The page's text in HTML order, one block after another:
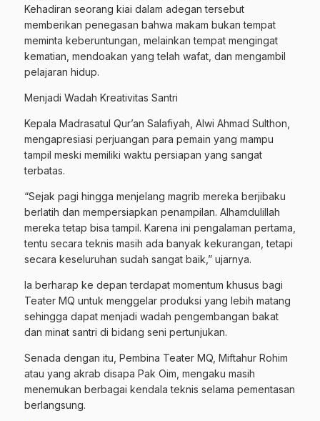
Kehadiran seorang kiai dalam adegan tersebut
memberikan penegasan bahwa makam bukan tempat
meminta keberuntungan, melainkan tempat mengingat
kematian, mendoakan yang telah wafat, dan mengambil
pelajaran hidup.
Menjadi Wadah Kreativitas Santri
Kepala Madrasatul Qur’an Salafiyah, Alwi Ahmad Sulthon,
mengapresiasi perjuangan para pemain yang mampu
tampil meski memiliki waktu persiapan yang sangat
terbatas.
“Sejak pagi hingga menjelang magrib mereka berjibaku
berlatih dan mempersiapkan penampilan. Alhamdulillah
mereka tetap bisa tampil. Karena ini pengalaman pertama,
tentu secara teknis masih ada banyak kekurangan, tetapi
secara keseluruhan sudah sangat baik,” ujarnya.
Ia berharap ke depan terdapat momentum khusus bagi
Teater MQ untuk menggelar produksi yang lebih matang
sehingga dapat menjadi wadah pengembangan bakat
dan minat santri di bidang seni pertunjukan.
Senada dengan itu, Pembina Teater MQ, Miftahur Rohim
atau yang akrab disapa Pak Oim, mengaku masih
menemukan berbagai kendala teknis selama pementasan
berlangsung.